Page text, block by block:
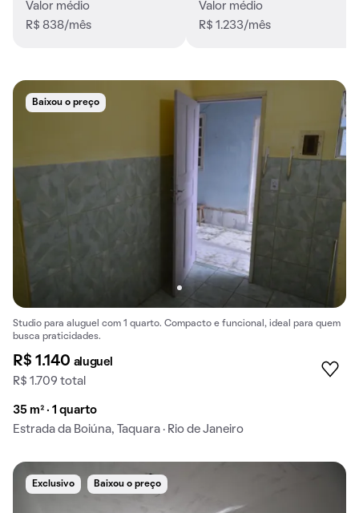
Valor médio
R$ 838/mês
Valor médio
R$ 1.233/mês
Baixou o preço
Studio para aluguel com 1 quarto. Compacto e funcional, ideal para quem
busca praticidades.
R$ 1.140 aluguel
R$ 1.709 total
35 m² · 1 quarto
Estrada da Boiúna, Taquara · Rio de Janeiro
Exclusivo Baixou o preço